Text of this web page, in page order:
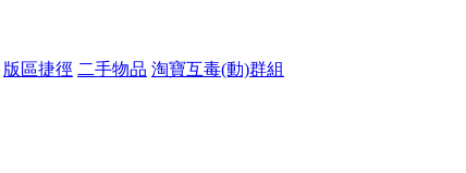
版區捷徑 二手物品 淘寶互毒(動)群組